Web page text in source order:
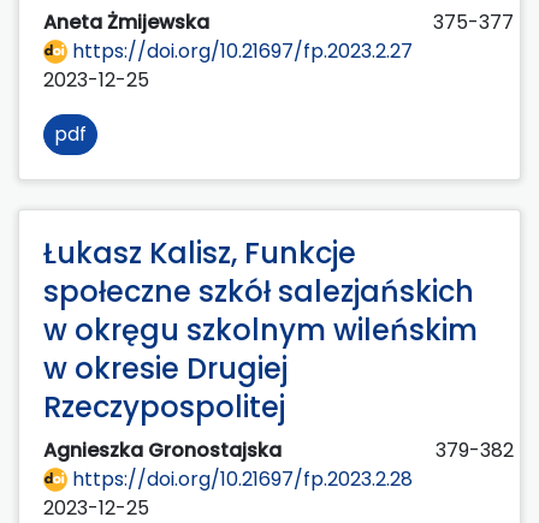
Aneta Żmijewska
375-377
https://doi.org/10.21697/fp.2023.2.27
2023-12-25
pdf
Łukasz Kalisz, Funkcje
społeczne szkół salezjańskich
w okręgu szkolnym wileńskim
w okresie Drugiej
Rzeczypospolitej
Agnieszka Gronostajska
379-382
https://doi.org/10.21697/fp.2023.2.28
2023-12-25